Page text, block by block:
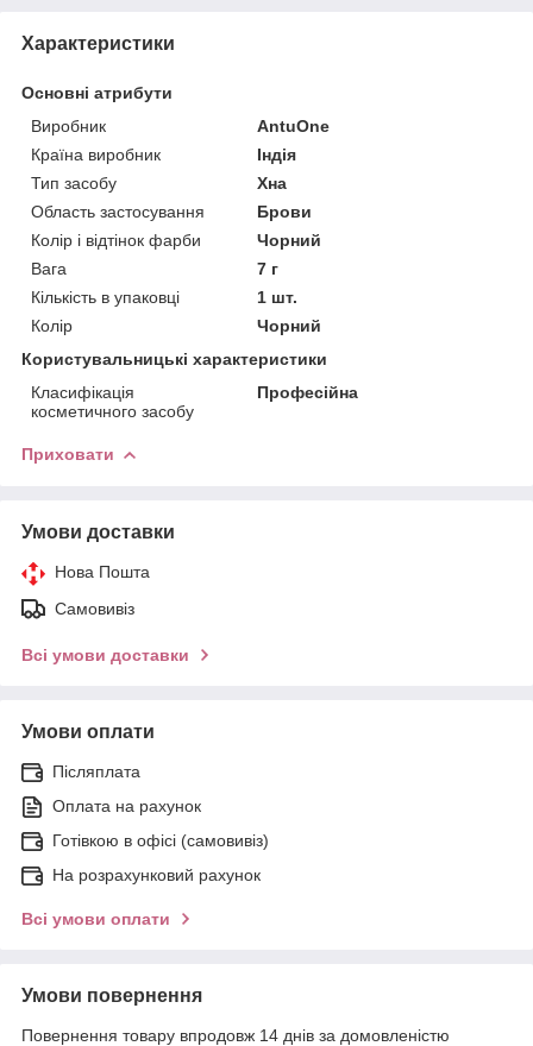
Характеристики
Основні атрибути
Виробник
AntuOne
Країна виробник
Індія
Тип засобу
Хна
Область застосування
Брови
Колір і відтінок фарби
Чорний
Вага
7 г
Кількість в упаковці
1 шт.
Колір
Чорний
Користувальницькі характеристики
Класифікація
косметичного засобу
Професійна
Приховати
Умови доставки
Нова Пошта
Самовивіз
Всі умови доставки
Умови оплати
Післяплата
Оплата на рахунок
Готівкою в офісі (самовивіз)
На розрахунковий рахунок
Всі умови оплати
Умови повернення
Повернення товару впродовж 14 днів за домовленістю